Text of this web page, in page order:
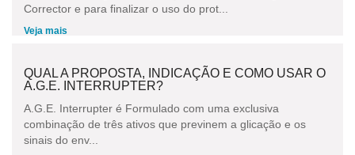
Corrector e para finalizar o uso do prot...
Veja mais
QUAL A PROPOSTA, INDICAÇÃO E COMO USAR O
A.G.E. INTERRUPTER?
A.G.E. Interrupter é Formulado com uma exclusiva
combinação de três ativos que previnem a glicação e os
sinais do env...